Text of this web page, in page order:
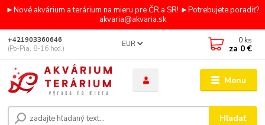
►Nové akvárium a terárium na mieru pre ČR a SR! ►Potrebujete poradiť?
akvaria@akvaria.sk
Menu
EUR
Hľadať
+421903360646
(Po-Pia, 8-16 hod.)
0 ks
za 0 €